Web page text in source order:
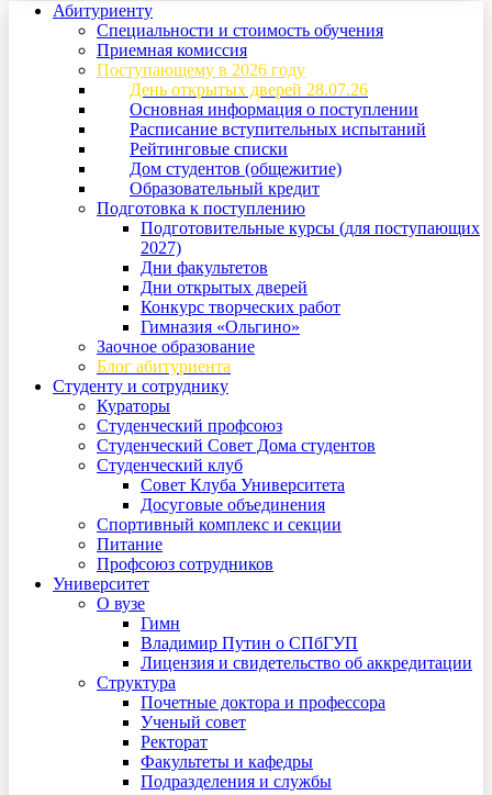
Абитуриенту
Специальности и стоимость обучения
Приемная комиссия
Поступающему в 2026 году
День открытых дверей 28.07.26
Основная информация о поступлении
Расписание вступительных испытаний
Рейтинговые списки
Дом студентов (общежитие)
Образовательный кредит
Подготовка к поступлению
Подготовительные курсы (для поступающих
2027)
Дни факультетов
Дни открытых дверей
Конкурс творческих работ
Гимназия «Ольгино»
Заочное образование
Блог абитуриента
Студенту и сотруднику
Кураторы
Студенческий профсоюз
Студенческий Совет Дома студентов
Студенческий клуб
Совет Клуба Университета
Досуговые объединения
Спортивный комплекс и секции
Питание
Профсоюз сотрудников
Университет
О вузе
Гимн
Владимир Путин о СПбГУП
Лицензия и свидетельство об аккредитации
Структура
Почетные доктора и профессора
Ученый совет
Ректорат
Факультеты и кафедры
Подразделения и службы